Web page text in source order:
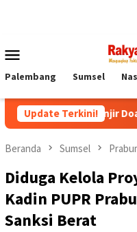
Mobile
Palembang Sumsel
Update Terkini!
Banjir Doa Kesembuhan
Beranda Sumsel
Diduga Kelola
Kadin PUPR
Sanksi Berat